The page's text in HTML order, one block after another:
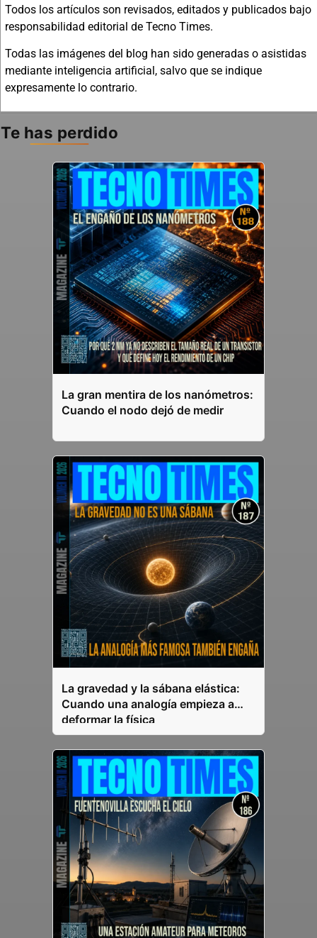
Todos los artículos son revisados, editados y publicados bajo
responsabilidad editorial de Tecno Times.
Todas las imágenes del blog han sido generadas o asistidas
mediante inteligencia artificial, salvo que se indique
expresamente lo contrario.
Te has perdido
La gran mentira de los nanómetros:
Cuando el nodo dejó de medir
La gravedad y la sábana elástica:
Cuando una analogía empieza a
deformar la física